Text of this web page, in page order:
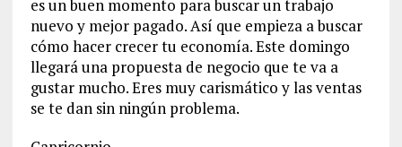
es un buen momento para buscar un trabajo
nuevo y mejor pagado. Así que empieza a buscar
cómo hacer crecer tu economía. Este domingo
llegará una propuesta de negocio que te va a
gustar mucho. Eres muy carismático y las ventas
se te dan sin ningún problema.